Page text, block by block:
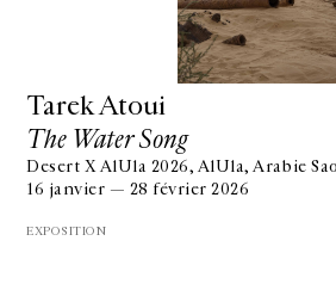
Tarek Atoui
The Water Song
Desert X AlUla 2026, AlUla, Arabie
16 janvier — 28 février 2026
EXPOSITION